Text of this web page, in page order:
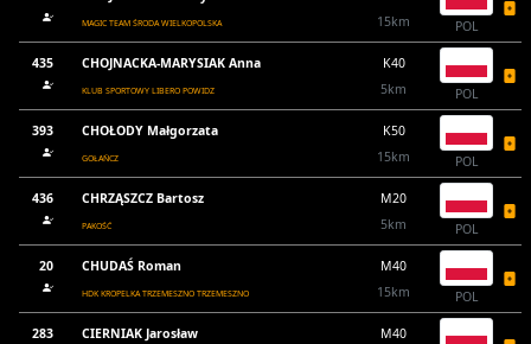
MAGIC TEAM ŚRODA WIELKOPOLSKA
15km
POL
435 CHOJNACKA-MARYSIAK Anna
KLUB SPORTOWY LIBERO POWIDZ
K40
5km
POL
393 CHOŁODY Małgorzata
GOŁAŃCZ
K50
15km
POL
436 CHRZĄSZCZ Bartosz
PAKOŚĆ
M20
5km
POL
20 CHUDAŚ Roman
HDK KROPELKA TRZEMESZNO TRZEMESZNO
M40
15km
POL
283 CIERNIAK Jarosław
M40